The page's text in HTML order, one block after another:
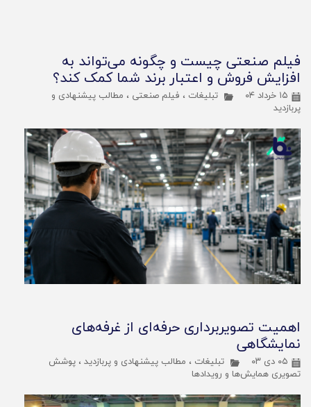
فیلم صنعتی چیست و چگونه می‌تواند به
افزایش فروش و اعتبار برند شما کمک کند؟
۱۵ خرداد ۰۴ تبلیغات ، فیلم صنعتی ، مطالب پیشنهادی و
پربازدید
اهمیت تصویربرداری حرفه‌ای از غرفه‌های
نمایشگاهی
۰۵ دی ۰۳ تبلیغات ، مطالب پیشنهادی و پربازدید ، پوشش
تصویری همایش‌ها و رویدادها